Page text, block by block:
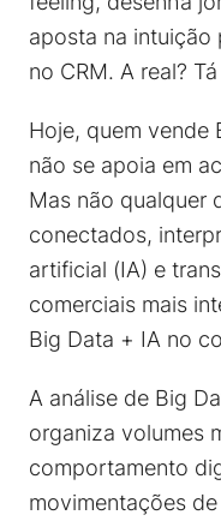
aposta na intuição
no CRM. A real?
Hoje, quem vende
não se apoia em
Mas não qualquer
conectados,
artificial (IA) e
comerciais mais
Big Data + IA no
A análise de Big
organiza volumes
comportamento
movimentações